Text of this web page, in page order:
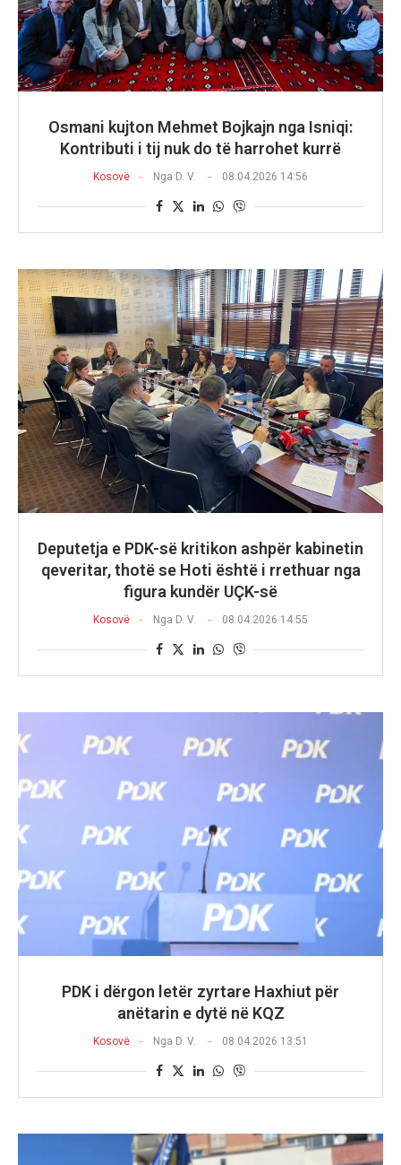
Osmani kujton Mehmet Bojkajn nga Isniqi:
Kontributi i tij nuk do të harrohet kurrë
Kosovë Nga D. V. 08.04.2026 14:56
Deputetja e PDK-së kritikon ashpër kabinetin
qeveritar, thotë se Hoti është i rrethuar nga
figura kundër UÇK-së
Kosovë Nga D. V. 08.04.2026 14:55
PDK i dërgon letër zyrtare Haxhiut për
anëtarin e dytë në KQZ
Kosovë Nga D. V. 08.04.2026 13:51